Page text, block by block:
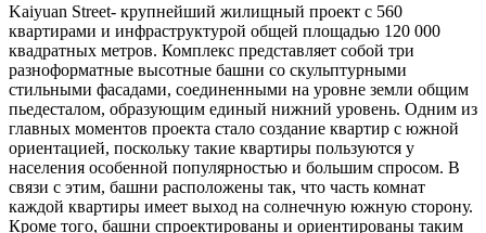
Kaiyuan Street- крупнейший жилищный проект с 560
квартирами и инфраструктурой общей площадью 120 000
квадратных метров. Комплекс представляет собой три
разноформатные высотные башни со скульптурными
стильными фасадами, соединенными на уровне земли общим
пьедесталом, образующим единый нижний уровень. Одним из
главных моментов проекта стало создание квартир с южной
ориентацией, поскольку такие квартиры пользуются у
населения особенной популярностью и большим спросом. В
связи с этим, башни расположены так, что часть комнат
каждой квартиры имеет выход на солнечную южную сторону.
Кроме того, башни спроектированы и ориентированы таким